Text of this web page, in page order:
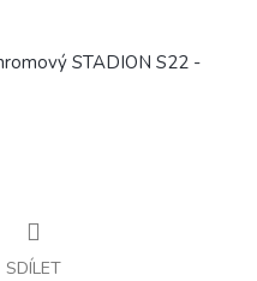
STADION S22 -
SDÍLET